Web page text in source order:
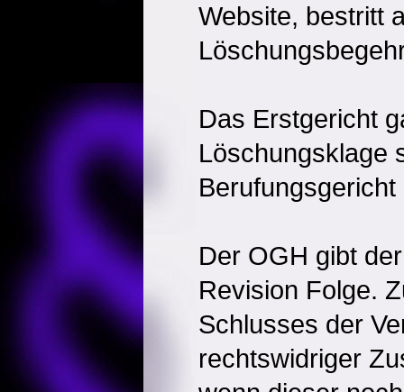
Website, bestritt
Das Erstgericht
Löschungsklage
Der OGH gibt
Revision Folge.
Schlusses der
rechtswidriger